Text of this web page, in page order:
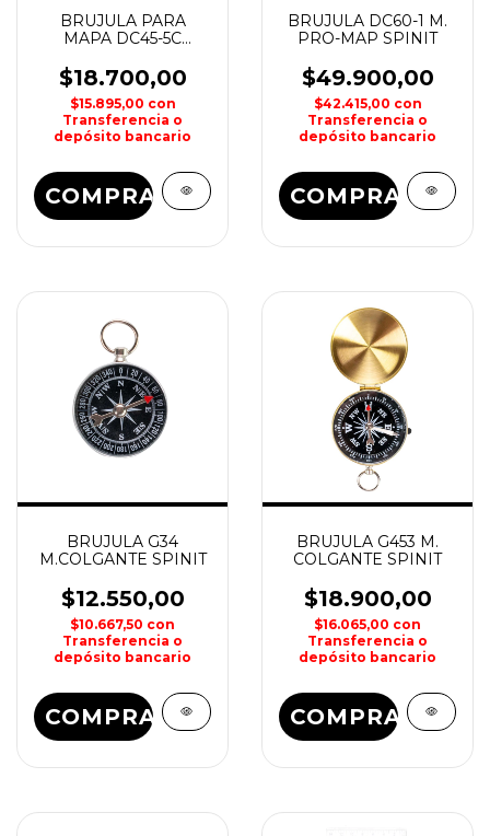
BRUJULA PARA
MAPA DC45-5C
$18.700,00
$15.895,00 con
Transferencia o
depósito bancario
BRUJULA DC60-1 M.
PRO-MAP SPINIT
$49.900,00
$42.415,00 con
Transferencia o
depósito bancario
COMPRAR
BRUJULA G34
M.COLGANTE SPINIT
$12.550,00
$10.667,50 con
Transferencia o
depósito bancario
COMPRAR
BRUJULA G453 M.
COLGANTE SPINIT
$18.900,00
$16.065,00 con
Transferencia o
depósito bancario
COMPRAR